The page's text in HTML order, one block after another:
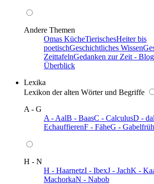
Andere Themen
Omas KücheTierischesHeiter bis
poetischGeschichtliches Wissen
ZeittafelnGedanken zur Zeit - Blog
Überblick
Lexika
Lexikon der alten Wörter und Begriffe
A - G
A - AalB - BaasC - CalculusD -
EchauffierenF - FäheG -
H - N
H - HaarnetzI - IbexJ - JachK -
MachorkaN - Nabob